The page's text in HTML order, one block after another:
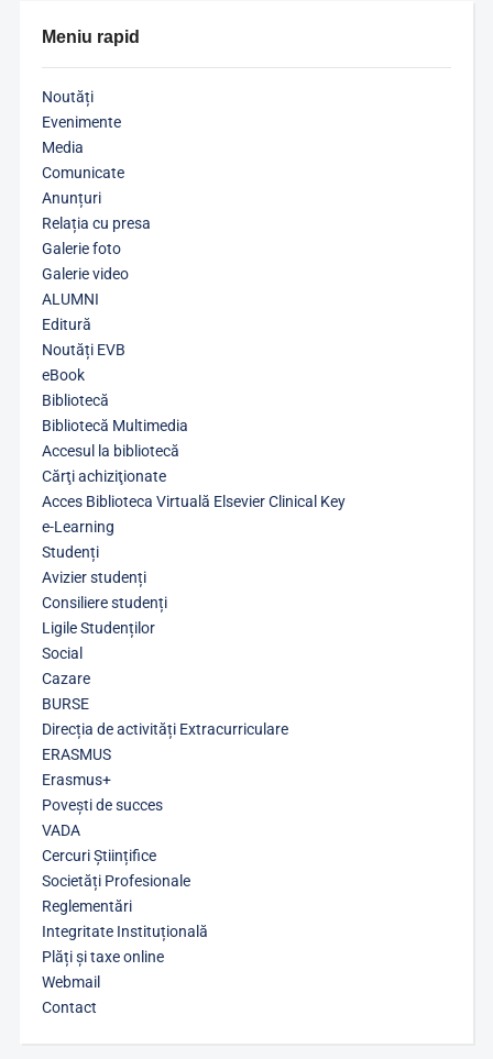
Meniu rapid
Noutăți
Evenimente
Media
Comunicate
Anunțuri
Relația cu presa
Galerie foto
Galerie video
ALUMNI
Editură
Noutăți EVB
eBook
Bibliotecă
Bibliotecă Multimedia
Accesul la bibliotecă
Cărţi achiziţionate
Acces Biblioteca Virtuală Elsevier Clinical Key
e-Learning
Studenți
Avizier studenți
Consiliere studenți
Ligile Studenților
Social
Cazare
BURSE
Direcția de activități Extracurriculare
ERASMUS
Erasmus+
Povești de succes
VADA
Cercuri Științifice
Societăți Profesionale
Reglementări
Integritate Instituțională
Plăți și taxe online
Webmail
Contact